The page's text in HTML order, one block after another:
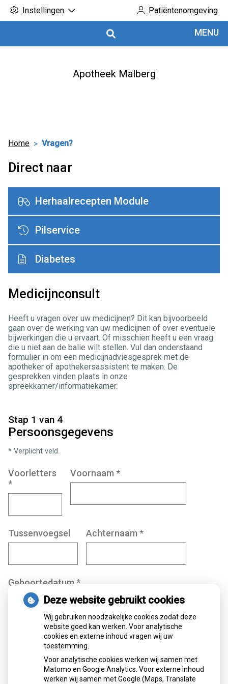
Instellingen Patiëntenomgeving
MENU
Apotheek Malberg
Home Vragen?
Medicijnconsult
Heeft u vragen over uw medicijnen? Dit kan bijvoorbeeld
gaan over de werking van uw medicijnen of over eventuele
bijwerkingen die u ervaart. Of misschien heeft u een vraag
die u niet aan de balie wilt stellen. Vul dan onderstaand
formulier in om een medicijnadviesgesprek met de
apotheker of apothekersassistent te maken. De
gesprekken vinden plaats in onze
spreekkamer/informatiekamer.
Stap 1 van 4
Persoonsgegevens
* Verplicht veld.
Voorletters
*
Voornaam *
Tussenvoegsel Achternaam *
Geboortedatum*
Maand Jaar
Geslacht*
Direct naar
Herhaalrecepten Module
Pilservice
Diabetes
Deze website gebruikt cookies
Wij gebruiken noodzakelijke cookies zodat deze
website goed kan werken. Voor analytische
cookies en externe inhoud vragen wij uw
toestemming.
Voor analytische cookies werken wij samen met
Matomo en Google Analytics. Voor externe inhoud
werken wij samen met Google (Maps, Translate